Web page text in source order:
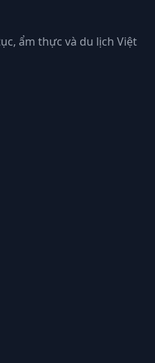
ẩm thực và du lịch Việt